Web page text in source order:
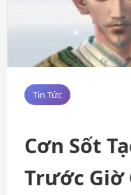
Tin Tức
Cơn Sốt
Trước Giờ